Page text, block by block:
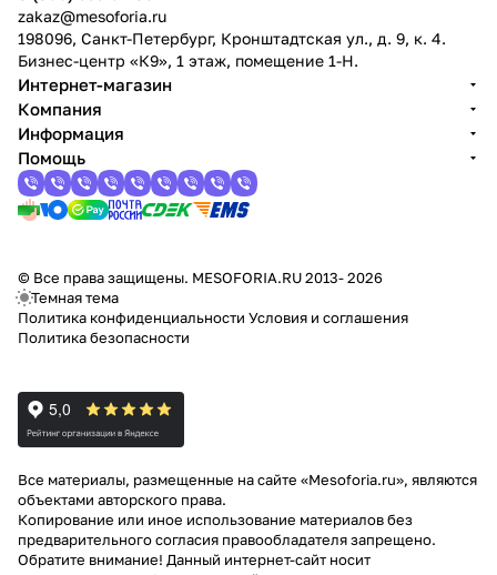
zakaz@mesoforia.ru
198096, Санкт-Петербург, Кронштадтская ул., д. 9, к. 4.
Бизнес-центр «К9», 1 этаж, помещение 1-Н.
Интернет-магазин
Компания
Информация
Помощь
© Все права защищены. MESOFORIA.RU 2013- 2026
Темная тема
Политика конфиденциальности Условия и соглашения
Политика безопасности
Все материалы, размещенные на сайте «Mesoforia.ru», являются
объектами авторского права.
Копирование или иное использование материалов без
предварительного согласия правообладателя запрещено.
Обратите внимание! Данный интернет-сайт носит